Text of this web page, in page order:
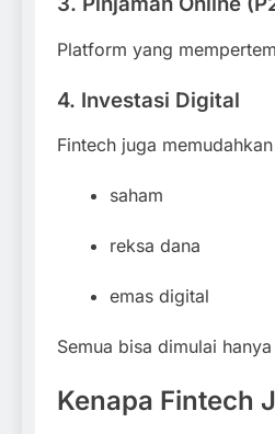
Platform yang
4. Investasi Digital
Fintech juga
saham
reksa dana
emas digital
Semua bisa dimulai
Kenapa Fintech